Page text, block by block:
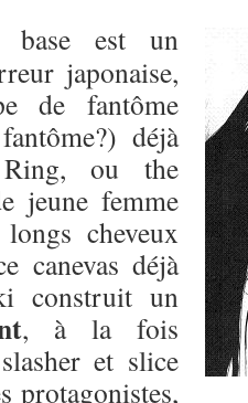
base est un
japonaise,
de fantôme
déjà
ou the
jeune femme
cheveux
canevas déjà
construit un
, à la fois
et slice
protagonistes,